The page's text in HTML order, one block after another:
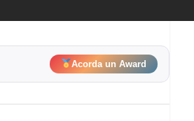
Acorda un Award